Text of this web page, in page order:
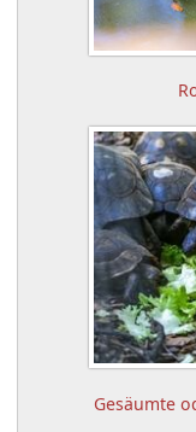
Gesäumte